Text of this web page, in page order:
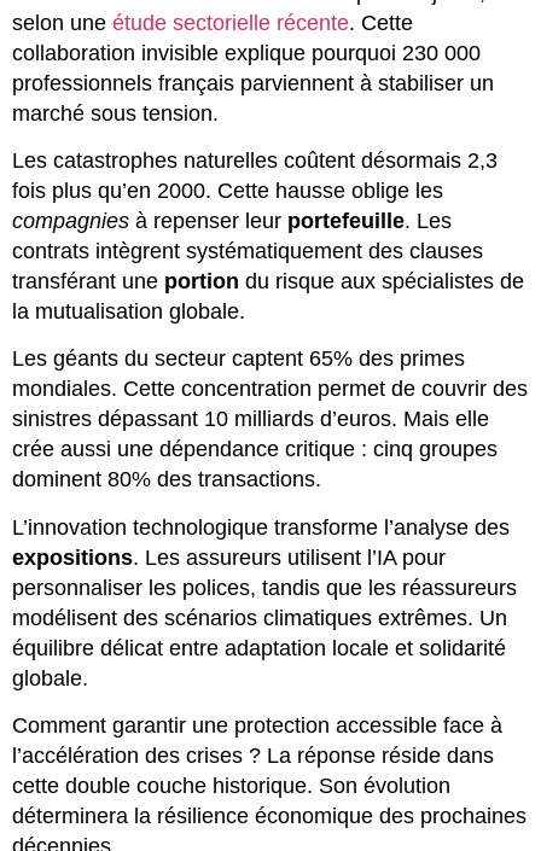
selon une étude sectorielle récente. Cette
collaboration invisible explique pourquoi 230 000
professionnels français parviennent à stabiliser un
marché sous tension.
Les catastrophes naturelles coûtent désormais 2,3
fois plus qu’en 2000. Cette hausse oblige les
compagnies à repenser leur portefeuille. Les
contrats intègrent systématiquement des clauses
transférant une portion du risque aux spécialistes de
la mutualisation globale.
Les géants du secteur captent 65% des primes
mondiales. Cette concentration permet de couvrir des
sinistres dépassant 10 milliards d’euros. Mais elle
crée aussi une dépendance critique : cinq groupes
dominent 80% des transactions.
L’innovation technologique transforme l’analyse des
expositions. Les assureurs utilisent l’IA pour
personnaliser les polices, tandis que les réassureurs
modélisent des scénarios climatiques extrêmes. Un
équilibre délicat entre adaptation locale et solidarité
globale.
Comment garantir une protection accessible face à
l’accélération des crises ? La réponse réside dans
cette double couche historique. Son évolution
déterminera la résilience économique des prochaines